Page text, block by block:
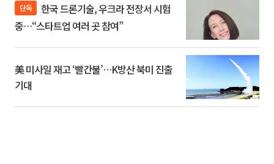
단독
중…“스타트업 여러 곳 참여”
美 미사일 재고 ‘빨간불’…K방산 북미 진출
기대